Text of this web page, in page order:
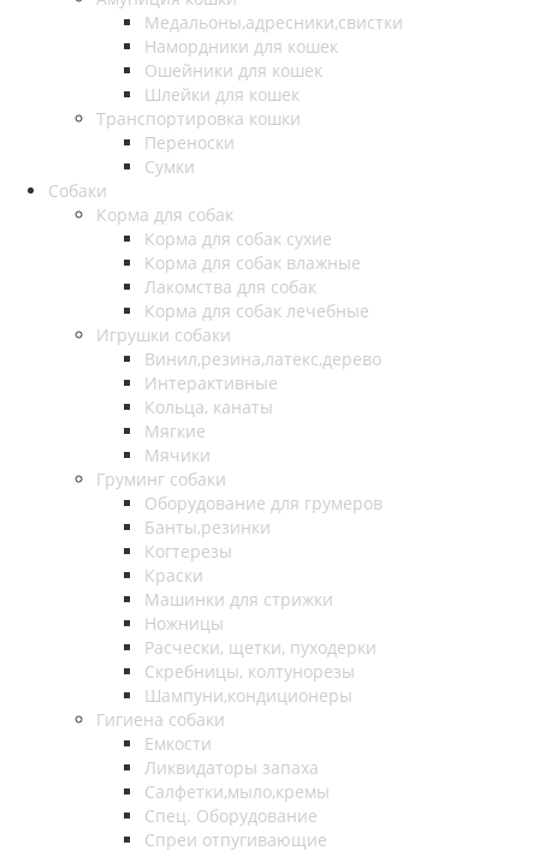
Медальоны,адресники,свистки
Намордники для кошек
Ошейники для кошек
Шлейки для кошек
Транспортировка кошки
Переноски
Сумки
Собаки
Корма для собак
Корма для собак сухие
Корма для собак влажные
Лакомства для собак
Корма для собак лечебные
Игрушки собаки
Винил,резина,латекс,дерево
Интерактивные
Кольца, канаты
Мягкие
Мячики
Груминг собаки
Оборудование для грумеров
Банты,резинки
Когтерезы
Краски
Машинки для стрижки
Ножницы
Расчески, щетки, пуходерки
Скребницы, колтунорезы
Шампуни,кондиционеры
Гигиена собаки
Емкости
Ликвидаторы запаха
Салфетки,мыло,кремы
Спец. Оборудование
Спреи отпугивающие